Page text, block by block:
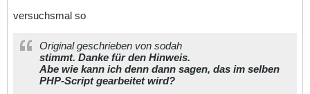
versuchsmal so
Original geschrieben von sodah
stimmt. Danke für den Hinweis.
Abe wie kann ich denn dann sagen, das im selben
PHP-Script gearbeitet wird?